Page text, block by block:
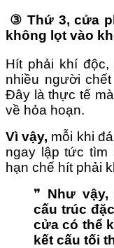
③ Thứ 3, cửa
không lọt vào
Hít phải khí
nhiều người
Đây là thực tế
về hỏa hoạn.
Vì vậy, mỗi khi
ngay lập tức tìm
hạn chế hít phải
❞ Như vậy,
cấu trúc
cửa có thể
kết cấu tối